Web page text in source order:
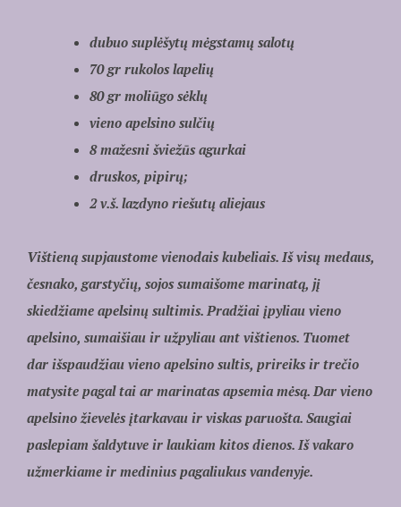
dubuo suplėšytų mėgstamų salotų
70 gr rukolos lapelių
80 gr moliūgo sėklų
vieno apelsino sulčių
8 mažesni šviežūs agurkai
druskos, pipirų;
2 v.š. lazdyno riešutų aliejaus
Vištieną supjaustome vienodais kubeliais. Iš visų medaus,
česnako, garstyčių, sojos sumaišome marinatą, jį
skiedžiame apelsinų sultimis. Pradžiai įpyliau vieno
apelsino, sumaišiau ir užpyliau ant vištienos. Tuomet
dar išspaudžiau vieno apelsino sultis, prireiks ir trečio
matysite pagal tai ar marinatas apsemia mėsą. Dar vieno
apelsino žievelės įtarkavau ir viskas paruošta. Saugiai
paslepiam šaldytuve ir laukiam kitos dienos. Iš vakaro
užmerkiame ir medinius pagaliukus vandenyje.